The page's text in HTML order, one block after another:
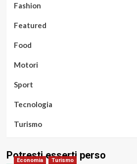
Fashion
Featured
Food
Motori
Sport
Tecnologia
Turismo
Potresti esserti perso
Economia Turismo